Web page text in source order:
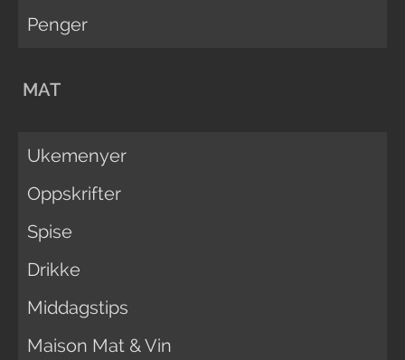
Penger
MAT
Ukemenyer
Oppskrifter
Spise
Drikke
Middagstips
Maison Mat & Vin